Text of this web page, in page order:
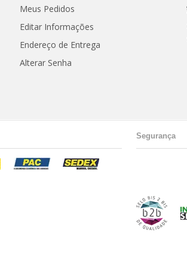
Meus Pedidos
Editar Informações
Endereço de Entrega
Alterar Senha
Segurança